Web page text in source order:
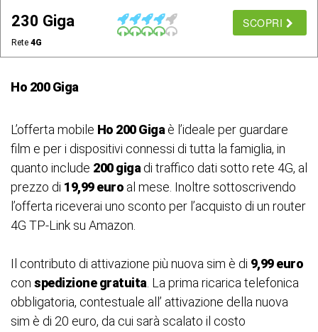
230 Giga
Rete 4G
SCOPRI
Ho 200 Giga
L’offerta mobile Ho 200 Giga è l’ideale per guardare
film e per i dispositivi connessi di tutta la famiglia, in
quanto include 200 giga di traffico dati sotto rete 4G, al
prezzo di 19,99 euro al mese. Inoltre sottoscrivendo
l’offerta riceverai uno sconto per l’acquisto di un router
4G TP-Link su Amazon.
Il contributo di attivazione più nuova sim è di 9,99 euro
con spedizione gratuita . La prima ricarica telefonica
obbligatoria, contestuale all’ attivazione della nuova
sim è di 20 euro, da cui sarà scalato il costo